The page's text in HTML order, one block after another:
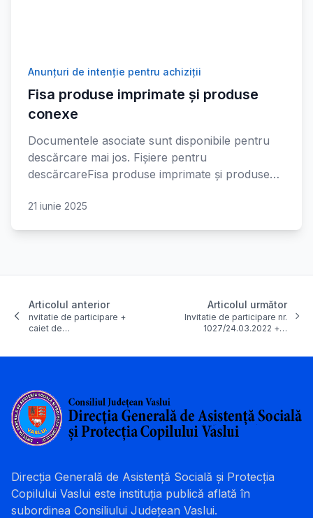
Anunțuri de intenție pentru achiziții
Fisa produse imprimate și produse
conexe
Documentele asociate sunt disponibile pentru
descărcare mai jos. Fișiere pentru
descărcareFisa produse imprimate și produse…
21 iunie 2025
Articolul anterior
nvitatie de participare +
caiet de…
Articolul următor
Invitatie de participare nr.
1027/24.03.2022 +…
Direcția Generală de Asistență Socială și Protecția
Copilului Vaslui este instituția publică aflată în
subordinea Consiliului Județean Vaslui.